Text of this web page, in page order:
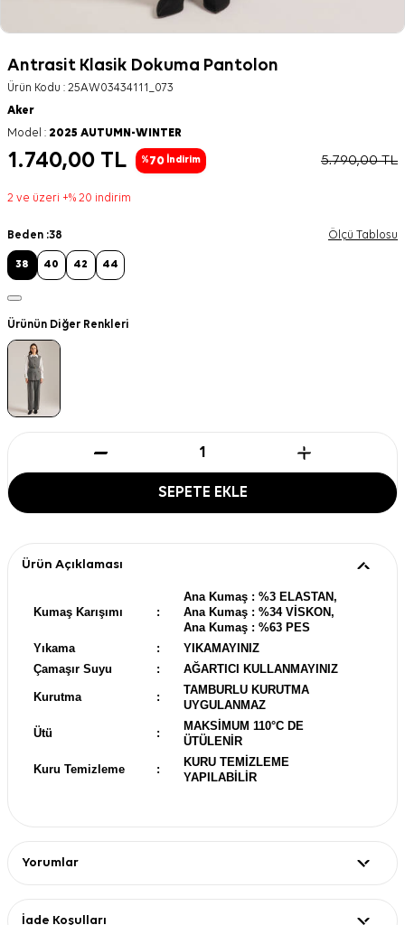
Antrasit Klasik Dokuma Pantolon
Ürün Kodu : 25AW03434111_073
Aker
Model : 2025 AUTUMN-WINTER
1.740,00 TL %70 İndirim 5.790,00TL
2 ve üzeri +% 20 indirim
Beden :38 Ölçü Tablosu
38 40 42 44
Ürünün Diğer Renkleri
SEPETE EKLE
Ürün Açıklaması
Kumaş Karışımı :
Ana Kumaş : %3 ELASTAN,
Ana Kumaş : %34 VİSKON,
Ana Kumaş : %63 PES
Yıkama
:
YIKAMAYINIZ
Çamaşır Suyu
: AĞARTICI KULLANMAYINIZ
Kurutma :
TAMBURLU KURUTMA
UYGULANMAZ
Ütü :
MAKSİMUM 110°C DE
ÜTÜLENİR
Kuru Temizleme :
KURU TEMİZLEME
YAPILABİLİR
Yorumlar
İade Koşulları